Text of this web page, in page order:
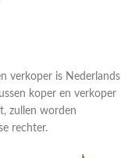
verkoper is Nederlands
koper en verkoper
zullen worden
rechter.